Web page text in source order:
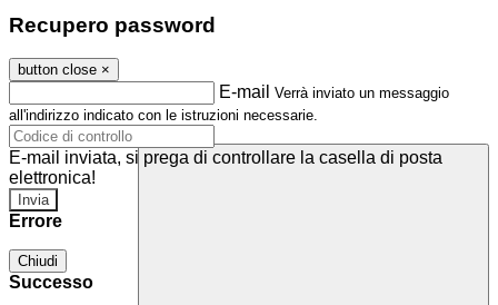
Recupero password
button close ×
E-mail Verrà inviato un messaggio
all'indirizzo indicato con le istruzioni necessarie.
E-mail inviata, si prega di controllare la casella di posta
elettronica!
Errore
Chiudi
Successo